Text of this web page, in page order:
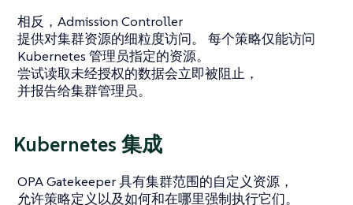
相反，Admission Controller
提供对集群资源的细粒度访问。 每个策略仅能访问
Kubernetes 管理员指定的资源。
尝试读取未经授权的数据会立即被阻止，
并报告给集群管理员。
Kubernetes 集成
OPA Gatekeeper 具有集群范围的自定义资源，
允许策略定义以及如何和在哪里强制执行它们。